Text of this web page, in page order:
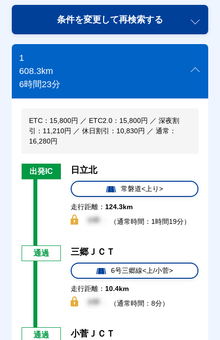
条件を変更して再検索する
1
608.3km
6時間23分
ETC：15,800円 ／ ETC2.0：15,800円 ／ 深夜割
引：11,210円 ／ 休日割引：10,830円 ／ 通常：
16,280円
出発IC 日立北
常磐道<上り>
走行距離： 124.3km
（通常時間：1時間19分）
通過 三郷ＪＣＴ
6号三郷線<上/小菅>
走行距離： 10.4km
（通常時間：8分）
通過 小菅ＪＣＴ